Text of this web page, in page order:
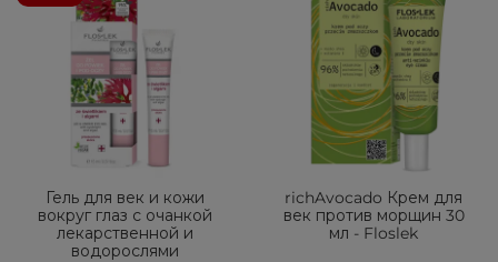
Гель для век и кожи
вокруг глаз с очанкой
лекарственной и
водорослями
richAvocado Крем для
век против морщин 30
мл - Floslek